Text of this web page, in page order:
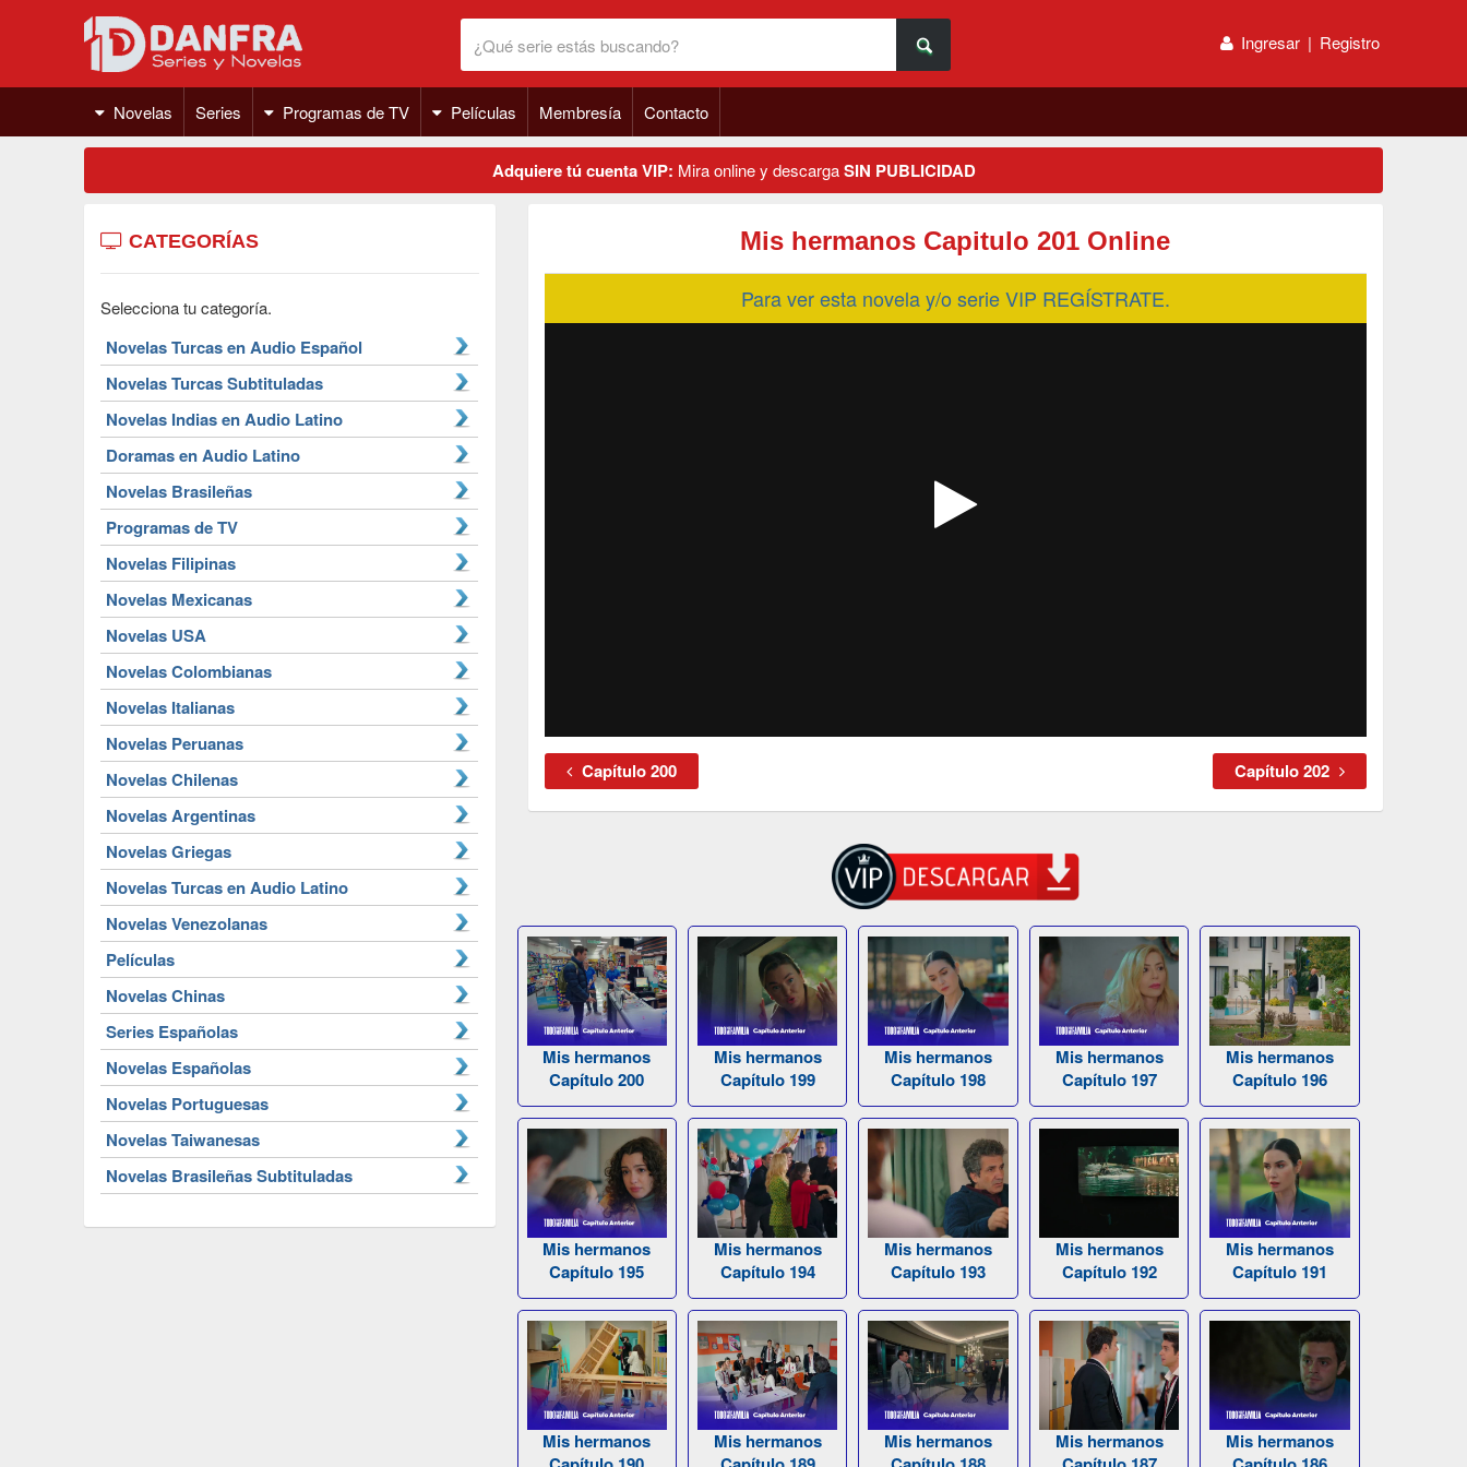
Ingresar | Registro
Novelas Series Programas de TV Películas Membresía Contacto
Adquiere tú cuenta VIP: Mira online y descargaSIN PUBLICIDAD
CATEGORÍAS
Selecciona tu categoría.
Novelas Turcas en Audio Español
Novelas Turcas Subtituladas
Novelas Indias en Audio Latino
Doramas en Audio Latino
Novelas Brasileñas
Programas de TV
Novelas Filipinas
Novelas Mexicanas
Novelas USA
Novelas Colombianas
Novelas Italianas
Novelas Peruanas
Novelas Chilenas
Novelas Argentinas
Novelas Griegas
Novelas Turcas en Audio Latino
Novelas Venezolanas
Películas
Novelas Chinas
Series Españolas
Novelas Españolas
Novelas Portuguesas
Novelas Taiwanesas
Novelas Brasileñas Subtituladas
Mis hermanos Capitulo 201 Online
Para ver esta novela y/o serie VIP REGÍSTRATE.
Capítulo 200 Capítulo 202
Mis hermanos
Capítulo 200
Mis hermanos
Capítulo 199
Mis hermanos
Capítulo 198
Mis hermanos
Capítulo 197
Mis hermanos
Capítulo 196
Mis hermanos
Capítulo 195
Mis hermanos
Capítulo 194
Mis hermanos
Capítulo 193
Mis hermanos
Capítulo 192
Mis hermanos
Capítulo 191
Mis hermanos
Mis hermanos
Mis hermanos
Mis hermanos
Mis hermanos